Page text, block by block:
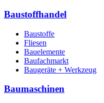
Baustoffhandel
Baustoffe
Fliesen
Bauelemente
Baufachmarkt
Baugeräte + Werkzeug
Baumaschinen